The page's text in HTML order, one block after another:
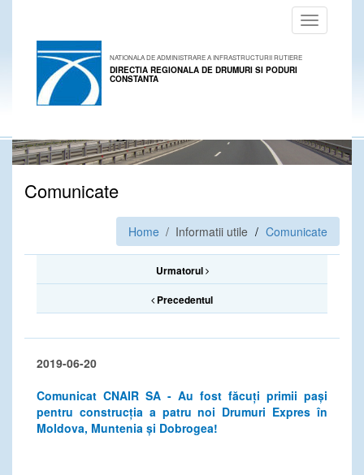
Toggle
navigation
NATIONALA DE ADMINISTRARE A INFRASTRUCTURII RUTIERE
DIRECTIA REGIONALA DE DRUMURI SI PODURI
CONSTANTA
Comunicate
Home / Informatii utile Comunicate
Urmatorul
Precedentul
2019-06-20
Comunicat CNAIR SA - Au fost făcuți primii pași
pentru construcția a patru noi Drumuri Expres în
Moldova, Muntenia și Dobrogea!